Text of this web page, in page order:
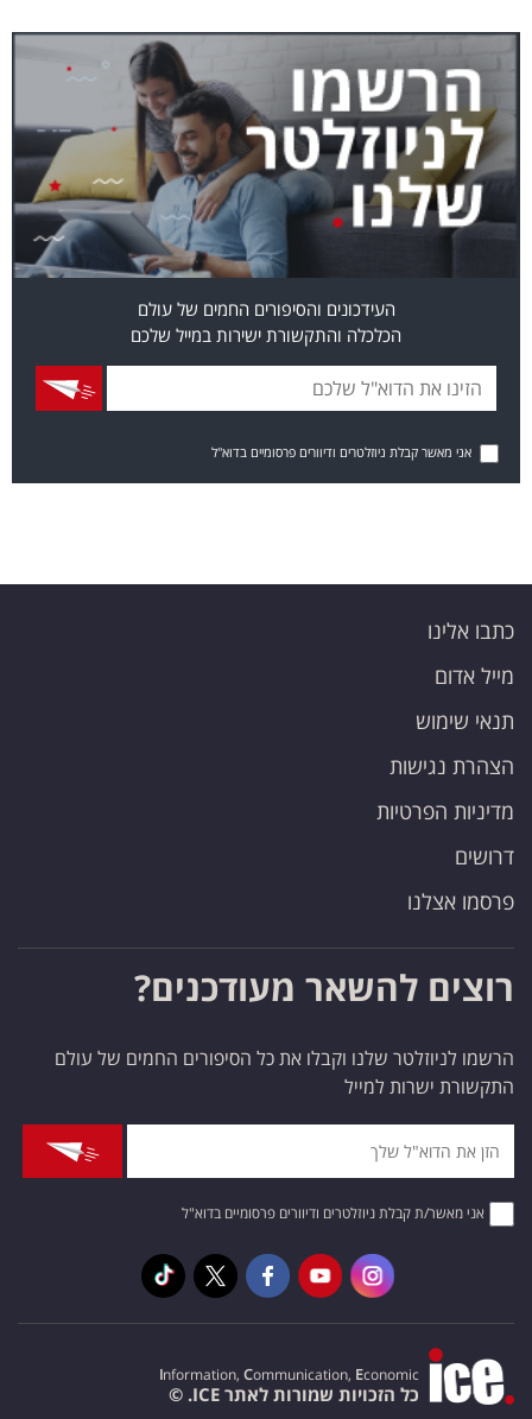
העידכונים והסיפורים החמים של עולם
הכלכלה והתקשורת ישירות במייל שלכם
אני מאשר קבלת ניוזלטרים ודיוורים פרסומיים בדוא"ל
כתבו אלינו
מייל אדום
תנאי שימוש
הצהרת נגישות
מדיניות הפרטיות
דרושים
פרסמו אצלנו
רוצים להשאר מעודכנים?
הרשמו לניוזלטר שלנו וקבלו את כל הסיפורים החמים של עולם
התקשורת ישרות למייל
אני מאשר/ת קבלת ניוזלטרים ודיוורים פרסומיים בדוא"ל
Information, Communication, Economic
כל הזכויות שמורות לאתר ICE. ©